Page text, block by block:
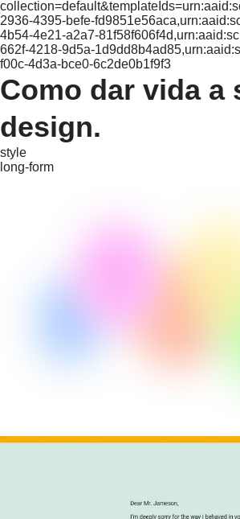
2936-4395-befe-
4b54-4e21-a2a7-
662f-4218-9d5a-
f00c-4d3a-bce0-6c2de0b1f9f3
Como dar vida a
design.
style
long-form